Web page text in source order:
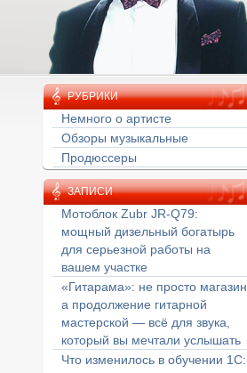
РУБРИКИ
Немного о артисте
Обзоры музыкальные
Продюссеры
ЗАПИСИ
Мотоблок Zubr JR-Q79:
мощный дизельный богатырь
для серьезной работы на
вашем участке
«Гитарама»: не просто магазин,
а продолжение гитарной
мастерской — всё для звука,
который вы мечтали услышать
Что изменилось в обучении 1С: